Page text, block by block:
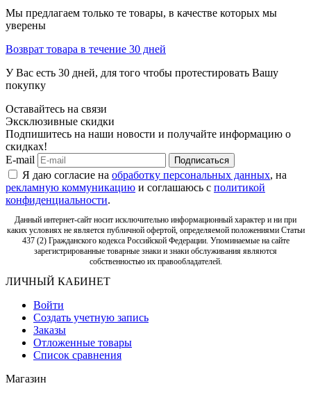
Мы предлагаем только те товары, в качестве которых мы
уверены
Возврат товара в течение 30 дней
У Вас есть 30 дней, для того чтобы протестировать Вашу
покупку
Оставайтесь на связи
Эксклюзивные скидки
Подпишитесь на наши новости и получайте информацию о
скидках!
E-mail
Подписаться
Я даю согласие на обработку персональных данных, на
рекламную коммуникацию и соглашаюсь с политикой
конфиденциальности.
Данный интернет-сайт носит исключительно информационный характер и ни при
каких условиях не является публичной офертой, определяемой положениями Статьи
437 (2) Гражданского кодекса Российской Федерации. Упоминаемые на сайте
зарегистрированные товарные знаки и знаки обслуживания являются
собственностью их правообладателей.
ЛИЧНЫЙ КАБИНЕТ
Войти
Создать учетную запись
Заказы
Отложенные товары
Список сравнения
Магазин